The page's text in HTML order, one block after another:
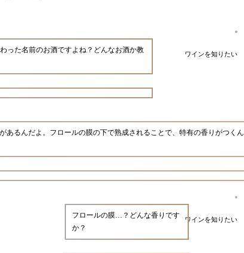
ワインを知りたい
った名前のお酒ですよね？どんなお酒か教
るんだよ。フロールの膜の下で熟成されることで、特有の香りがつくん
ワインを知りたい
フロールの膜…？どんな香りです
か？